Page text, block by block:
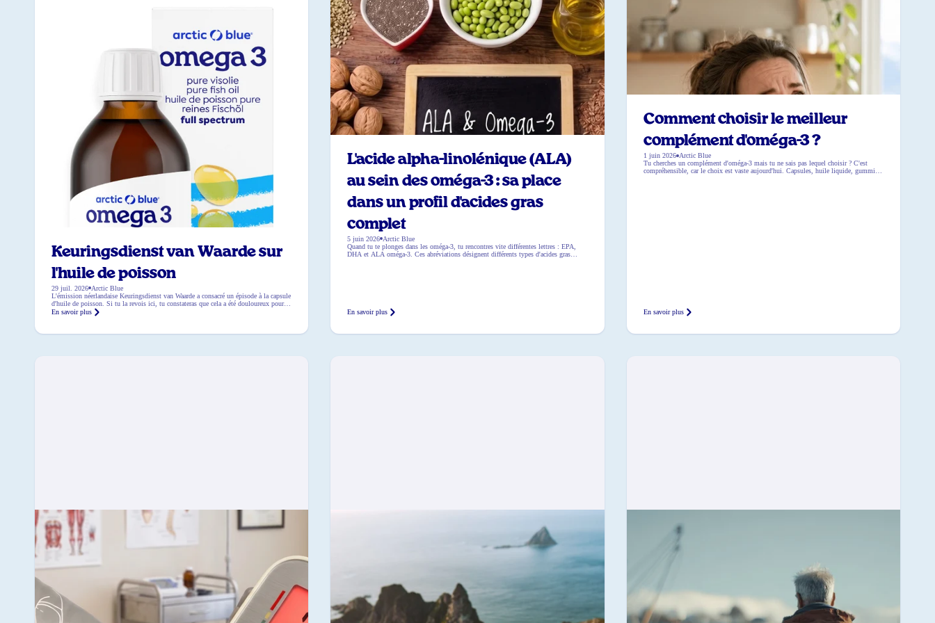
Keuringsdienst van Waarde sur
l'huile de poisson
29 juil. 2026 Arctic Blue
L'émission néerlandaise Keuringsdienst van Waarde a consacré un épisode à la capsule
d'huile de poisson. Si tu la revois ici, tu constateras que cela a été douloureux pour
de nombreuses marques d'huile de poisson, car la principale source d'huile de poisson
au monde y a été dévoilée. Le biologiste allemand, spécialiste de l'Amérique du Sud
précieuse ici). Keuringsdienst van Waarde a montré qu'il faut 30 anchois pour
En savoir plus
L'acide alpha-linolénique (ALA)
au sein des oméga-3 : sa place
dans un profil d'acides gras
complet
5 juin 2026 Arctic Blue
Quand tu te plonges dans les oméga-3, tu rencontres vite différentes lettres : EPA,
DHA et ALA oméga-3. Ces abréviations désignent différents types d'acides gras
En savoir plus
Comment choisir le meilleur
complément d'oméga-3 ?
1 juin 2026 Arctic Blue
Tu cherches un complément d'oméga-3 mais tu ne sais pas lequel choisir ? C'est
compréhensible, car le choix est vaste aujourd'hui. Capsules, huile liquide, gummies,
En savoir plus